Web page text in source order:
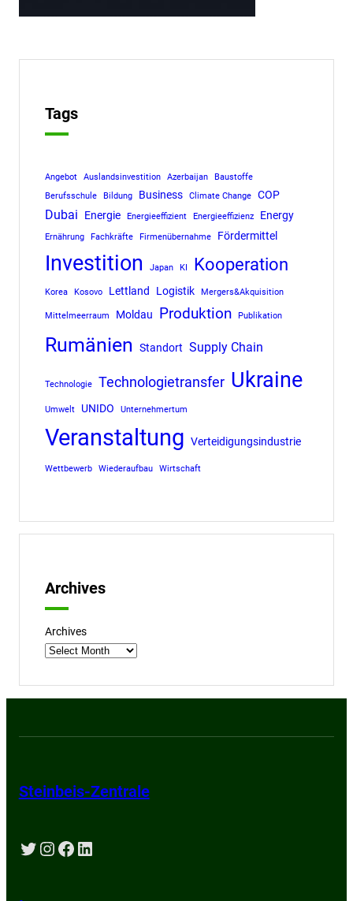
Tags
Angebot Auslandsinvestition Azerbaijan
Baustoffe
Berufsschule
Bildung Business Climate Change COP
Dubai Energie Energieeffizient Energieeffizienz Energy
Ernährung Fachkräfte Firmenübernahme Fördermittel
Investition Japan KI Kooperation
Korea Kosovo Lettland Logistik Mergers&Akquisition
Mittelmeerraum Moldau Produktion Publikation
Rumänien Standort Supply Chain
Technologie Technologietransfer Ukraine
Umwelt UNIDO Unternehmertum
Veranstaltung Verteidigungsindustrie
Wettbewerb Wiederaufbau Wirtschaft
Archives
Archives
Steinbeis-Zentrale
Twitter Instagram Facebook LinkedIn